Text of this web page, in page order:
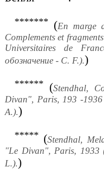
******* (En marge
Complements et
Universitaires de
обозначение - С. F.).)
****** (Stendhal,
Divan", Paris, 193 -
А.).)
***** (Stendhal,
"Le Divan", Paris, 1933
L.).)